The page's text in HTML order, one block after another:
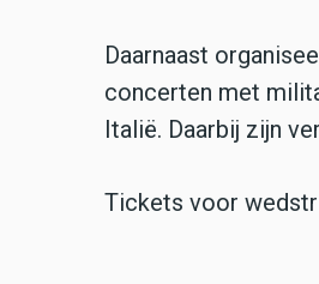
Daarnaast
concerten met
Italië. Daarbij zijn
Tickets voor